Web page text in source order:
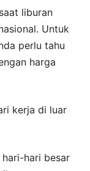
liburan
Untuk
perlu tahu
harga
kerja di luar
hari besar